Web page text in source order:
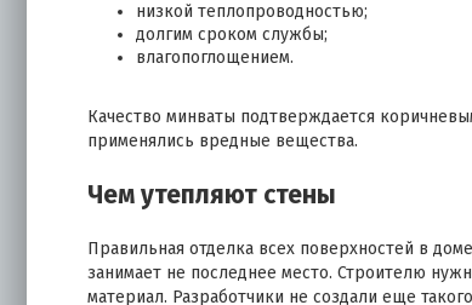
низкой теплопроводностью;
долгим сроком службы;
влагопоглощением.
Качество минваты подтверждается
применялись вредные вещества.
Чем утепляют стены
Правильная отделка всех поверхностей в
занимает не последнее место. Строителю
материал. Разработчики не создали еще